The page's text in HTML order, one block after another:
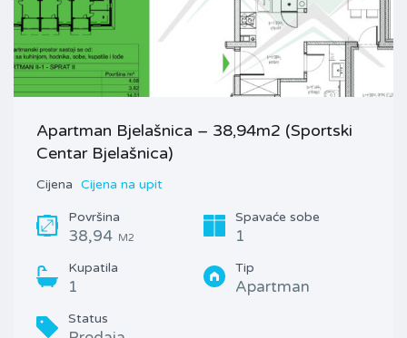
Apartman Bjelašnica – 38,94m2 (Sportski
Centar Bjelašnica)
Cijena Cijena na upit
Površina
38,94 M2
Spavaće sobe
1
Kupatila
1
Tip
Apartman
Status